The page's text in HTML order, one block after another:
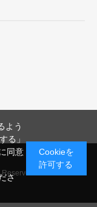
よう
る」
同意
さ
Cookieを
許可する